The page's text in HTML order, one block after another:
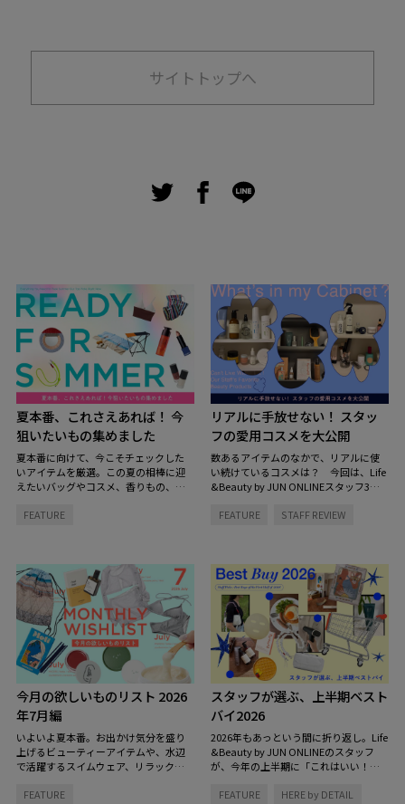
サイトトップへ
夏本番、これさえあれば！ 今
狙いたいもの集めました
夏本番に向けて、今こそチェックした
いアイテムを厳選。この夏の相棒に迎
えたいバッグやコスメ、香りもの、イ
プをご紹介します。
FEATURE
リアルに手放せない！ スタッ
フの愛用コスメを大公開
数あるアイテムのなかで、リアルに使
い続けているコスメは？ 今回は、Life
&Beauty by JUN ONLINEスタッフ3名
キンケアからヘアケアまで、毎日の定
FEATURE STAFF REVIEW
今月の欲しいものリスト 2026
年7月編
いよいよ夏本番。お出かけ気分を盛り
上げるビューティーアイテムや、水辺
で活躍するスイムウェア、リラックス
と心地よく、自分らしく過ごすための
FEATURE
スタッフが選ぶ、上半期ベスト
バイ2026
2026年もあっという間に折り返し。Life
&Beauty by JUN ONLINEのスタッフ
が、今年の上半期に「これはいい！」
しました。
FEATURE HERE by DETAIL